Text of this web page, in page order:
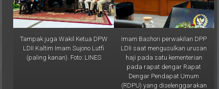
Tampak juga Wakil Ketua DPW
LDII Kaltim Imam Sujono Lutfi
(paling kanan). Foto: LINES
Imam Bashori perwakilan DPP
LDII saat mengusulkan urusan
haji pada satu kementerian
pada rapat dengar Rapat
Dengar Pendapat Umum
(RDPU) yang diselenggarakan
oleh Panitia Kerja (Panja) Haji